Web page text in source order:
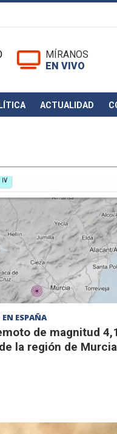
MÍRANOS
EN VIVO
ACTUALIDAD
ESPAÑA
de magnitud 4,1
la región de Murcia